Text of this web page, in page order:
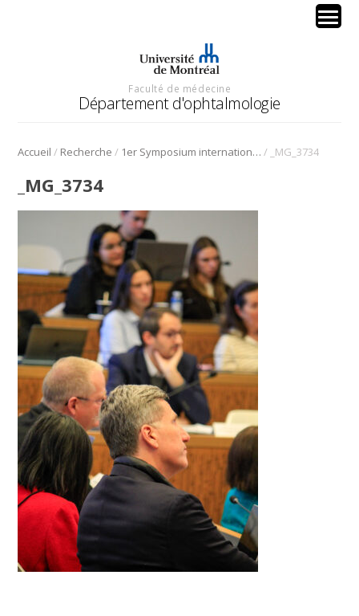
Faculté de médecine
Département d'ophtalmologie
Accueil / Recherche / 1er Symposium international en médecine régénérative de la cornée / _MG_3734
_MG_3734